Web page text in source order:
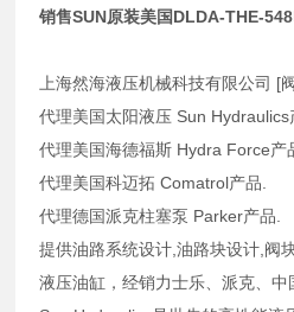
销售SUN原装美国DLDA-THE-
上海然海液压机械科技有限公司 [
代理美国太阳液压 Sun Hydraulics
代理美国海德福斯 Hydra Force产
代理美国科迈拓 Comatrol产品.
代理德国派克柱塞泵 Parker产品.
提供油路系统设计,油路块设计,阀
液压油缸，经销力士乐、派克、